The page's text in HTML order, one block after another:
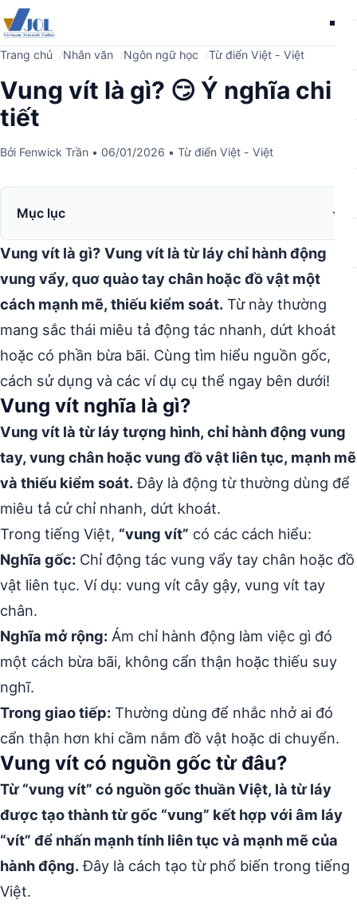
Trang chủ Nhân văn Ngôn ngữ học Từ điển Việt - Việt
Vung vít là gì? 😏 Ý nghĩa chi
tiết
Bởi Fenwick Trần • 06/01/2026 • Từ điển Việt - Việt
Mục lục
Vung vít là gì? Vung vít là từ láy chỉ hành động
vung vẩy, quơ quào tay chân hoặc đồ vật một
cách mạnh mẽ, thiếu kiểm soát. Từ này thường
mang sắc thái miêu tả động tác nhanh, dứt khoát
hoặc có phần bừa bãi. Cùng tìm hiểu nguồn gốc,
cách sử dụng và các ví dụ cụ thể ngay bên dưới!
Vung vít nghĩa là gì?
Vung vít là từ láy tượng hình, chỉ hành động vung
tay, vung chân hoặc vung đồ vật liên tục, mạnh mẽ
và thiếu kiểm soát.Đây là động từ thường dùng để
miêu tả cử chỉ nhanh, dứt khoát.
Trong tiếng Việt, “vung vít” có các cách hiểu:
Nghĩa gốc: Chỉ động tác vung vẩy tay chân hoặc đồ
vật liên tục. Ví dụ: vung vít cây gậy, vung vít tay
chân.
Nghĩa mở rộng: Ám chỉ hành động làm việc gì đó
một cách bừa bãi, không cẩn thận hoặc thiếu suy
nghĩ.
Trong giao tiếp: Thường dùng để nhắc nhở ai đó
cẩn thận hơn khi cầm nắm đồ vật hoặc di chuyển.
Vung vít có nguồn gốc từ đâu?
Từ “vung vít” có nguồn gốc thuần Việt, là từ láy
được tạo thành từ gốc “vung” kết hợp với âm láy
“vít” để nhấn mạnh tính liên tục và mạnh mẽ của
hành động.Đây là cách tạo từ phổ biến trong tiếng
Việt.